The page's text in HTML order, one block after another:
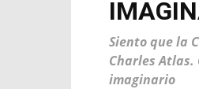
Siento que la
Charles
imaginario